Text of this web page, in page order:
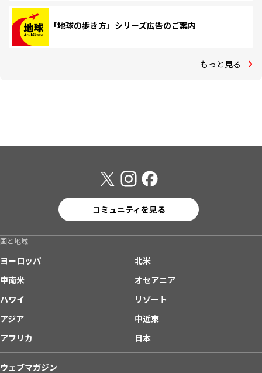
「地球の歩き方」シリーズ広告のご案内
もっと見る
コミュニティを見る
国と地域
ヨーロッパ
北米
中南米
オセアニア
ハワイ
リゾート
アジア
中近東
アフリカ
日本
ウェブマガジン